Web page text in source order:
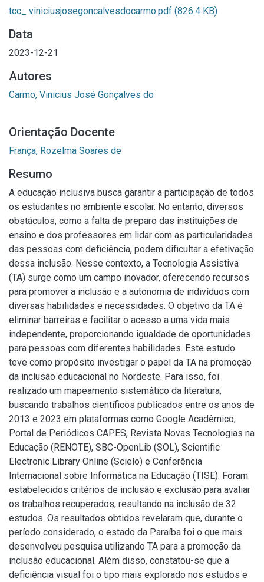
tcc_ viniciusjosegoncalvesdocarmo.pdf (826.4 KB)
Data
2023-12-21
Autores
Carmo, Vinicius José Gonçalves do
Orientação Docente
França, Rozelma Soares de
Resumo
A educação inclusiva busca garantir a participação de todos
os estudantes no ambiente escolar. No entanto, diversos
obstáculos, como a falta de preparo das instituições de
ensino e dos professores em lidar com as particularidades
das pessoas com deficiência, podem dificultar a efetivação
dessa inclusão. Nesse contexto, a Tecnologia Assistiva
(TA) surge como um campo inovador, oferecendo recursos
para promover a inclusão e a autonomia de indivíduos com
diversas habilidades e necessidades. O objetivo da TA é
eliminar barreiras e facilitar o acesso a uma vida mais
independente, proporcionando igualdade de oportunidades
para pessoas com diferentes habilidades. Este estudo
teve como propósito investigar o papel da TA na promoção
da inclusão educacional no Nordeste. Para isso, foi
realizado um mapeamento sistemático da literatura,
buscando trabalhos científicos publicados entre os anos de
2013 e 2023 em plataformas como Google Acadêmico,
Portal de Periódicos CAPES, Revista Novas Tecnologias na
Educação (RENOTE), SBC-OpenLib (SOL), Scientific
Electronic Library Online (Scielo) e Conferência
Internacional sobre Informática na Educação (TISE). Foram
estabelecidos critérios de inclusão e exclusão para avaliar
os trabalhos recuperados, resultando na inclusão de 32
estudos. Os resultados obtidos revelaram que, durante o
período considerado, o estado da Paraíba foi o que mais
desenvolveu pesquisa utilizando TA para a promoção da
inclusão educacional. Além disso, constatou-se que a
deficiência visual foi o tipo mais explorado nos estudos e